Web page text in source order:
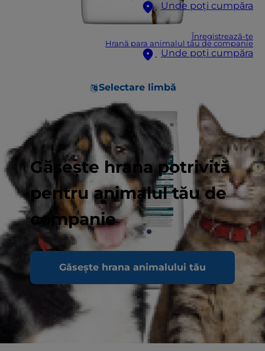
Unde poți cumpăra
Înregistrează-te
Hrană para animalul tău de companie
Unde poți cumpăra
Selectare limbă
Găsește hrana potrivită
pentru animalul tău de
companie
Găsește hrana animalului tău